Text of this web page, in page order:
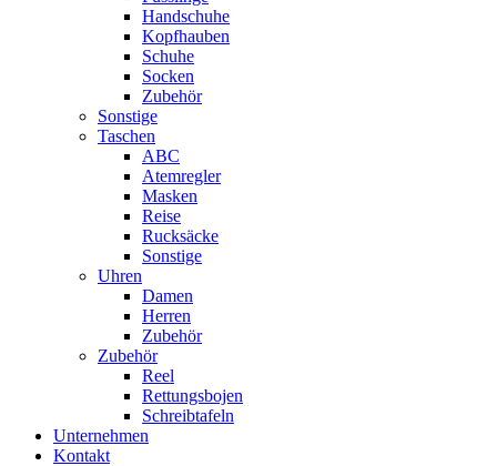
Handschuhe
Kopfhauben
Schuhe
Socken
Zubehör
Sonstige
Taschen
ABC
Atemregler
Masken
Reise
Rucksäcke
Sonstige
Uhren
Damen
Herren
Zubehör
Zubehör
Reel
Rettungsbojen
Schreibtafeln
Unternehmen
Kontakt